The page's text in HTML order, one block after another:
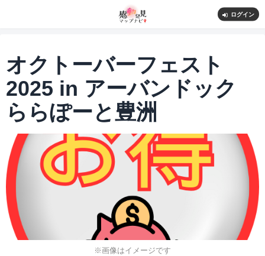
ログイン
オクトーバーフェスト
2025 in アーバンドック
ららぽーと豊洲
※画像はイメージです